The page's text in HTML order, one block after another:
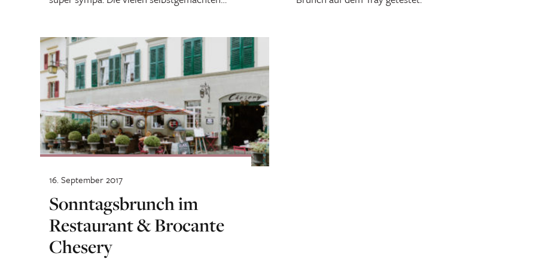
Sonntagsbrunch im
Restaurant & Brocante
Chesery
16. September 2017